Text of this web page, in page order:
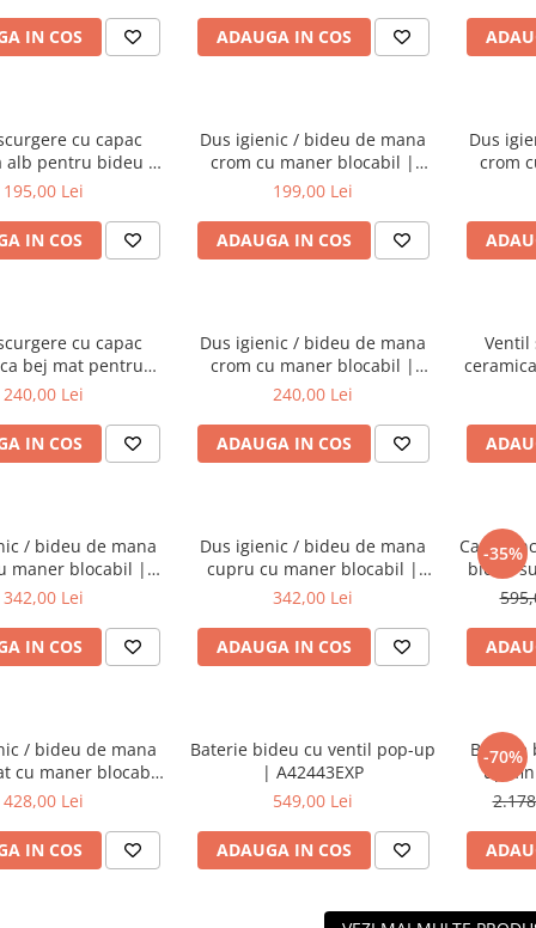
IN COS ADAUGA IN COS
cu capac
alb pentru bideu |
0159
195,00 Lei
IN COS
Dus igienic / bideu de mana
crom cu maner blocabil |
A45704
199,00 Lei
ADAUGA IN COS
Dus
crom
cu capac
bej mat pentru
| 6396L020-0159
240,00 Lei
IN COS
Dus igienic / bideu de mana
crom cu maner blocabil |
A45746EXP
240,00 Lei
ADAUGA IN COS
Ventil
/ bideu de mana
maner blocabil |
A4574774
342,00 Lei
IN COS
Dus igienic / bideu de mana
cupru cu maner blocabil |
A4574729
342,00 Lei
ADAUGA IN COS
-35%
Cadru
bideu
/ bideu de mana
cu maner blocabil
| A4574736
428,00 Lei
IN COS
Baterie bideu cu ventil pop-up
| A42443EXP
549,00 Lei
ADAUGA IN COS
-70%
Baterie
up,